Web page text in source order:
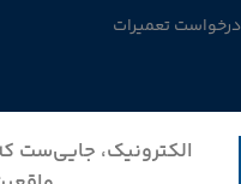
درخواست تعمیرات
الکترونیک، جایی‌ست